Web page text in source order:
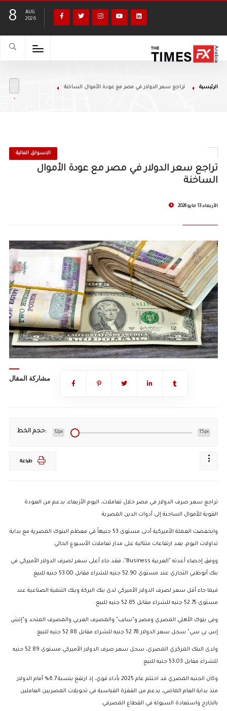
8
AUG
2026
الرئيسية تراجع سعر الدولار في مصر مع عودة الأموال الساخنة
الاسواق المالية
تراجع سعر الدولار في مصر مع عودة الأموال
الساخنة
الأربعاء 13 مايو 2026
مشاركة المقال
حجم الخط: 12px 15px
طباعة
تراجع سعر صرف الدولار في مصر خلال تعاملات، اليوم الأربعاء، بدعم من العودة
القوية للأموال الساخنة إلى أدوات الدين المصرية.
وانخفضت العملة الأميركية أدنى مستوى 53 جنيهاً في معظم البنوك المصرية مع بداية
تداولات اليوم، بعد ارتفاعات متتالية على مدار تعاملات الأسبوع الحالي.
ووفق إحصاء أعدته "العربية Business"، فقد جاء أعلى سعر لصرف الدولار الأميركي في
بنك أبوظبي التجاري عند مستوى 52.90 جنيه للشراء مقابل 53.00 جنيه للبيع.
فيما جاء أقل سعر لصرف الدولار الأميركي لدى بنك البركة وبنك التنمية الصناعية عند
مستوى 52.75 جنيه للشراء مقابل 52.85 جنيه للبيع.
وفي بنوك الأهلي المصري ومصر و"سايب" والمصرف العربي والمصرف المتحد و"إتش
إس بي سي" سجل سعر الدولار 52.78 جنيه للشراء مقابل 52.88 جنيه للبيع.
ولدى البنك المركزي المصري، سجل سعر صرف الدولار الأميركي مستوى 52.89 جنيه
للشراء مقابل 53.03 جنيه للبيع.
وكان الجنيه المصري قد اختتم عام 2025 بأداء قوي، إذ ارتفع بنسبة 6.7% أمام الدولار
منذ بداية العام الماضي، بدعم من القفزة القياسية في تحويلات المصريين العاملين
بالخارج واستعادة السيولة في القطاع المصرفي.